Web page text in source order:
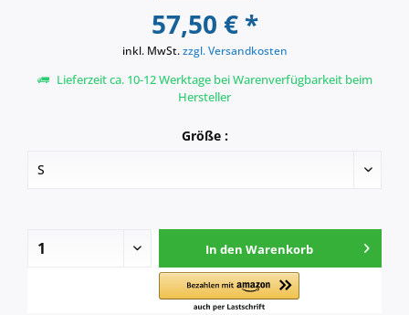
57,50 € *
inkl. MwSt.zzgl. Versandkosten
Lieferzeit ca. 10-12 Werktage bei Warenverfügbarkeit beim
Hersteller
Größe :
In den Warenkorb